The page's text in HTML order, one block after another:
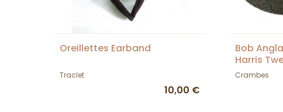
Oreillettes Earband
Traclet
10,00 €
Bob
Harris
Crambes